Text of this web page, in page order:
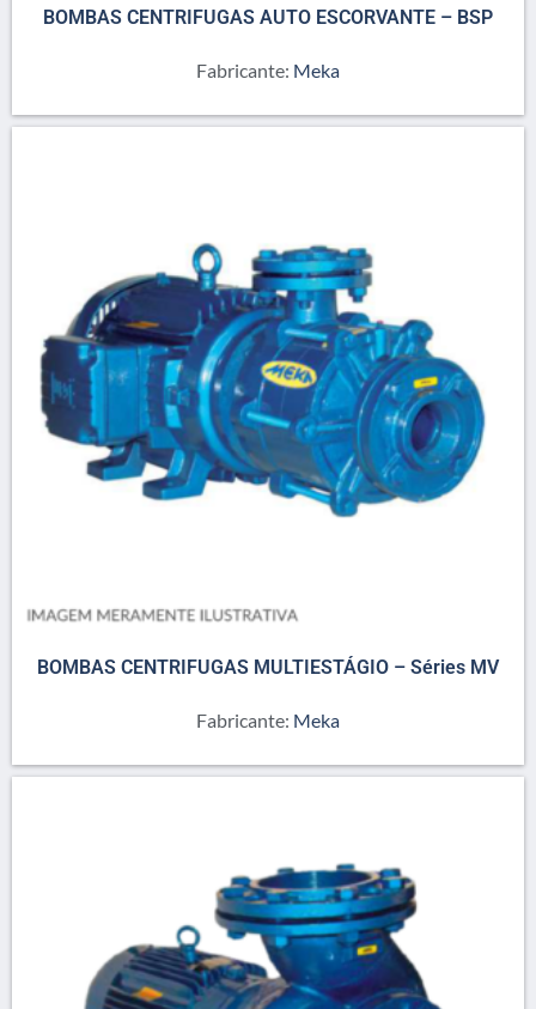
BOMBAS CENTRIFUGAS AUTO ESCORVANTE – BSP
Fabricante: Meka
BOMBAS CENTRIFUGAS MULTIESTÁGIO – Séries MV
Fabricante: Meka